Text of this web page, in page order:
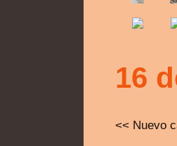
16
<< Nuevo